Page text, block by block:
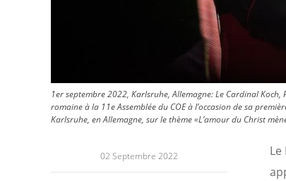
1er septembre 2022, Karlsruhe, Allemagne: Le Cardinal
romaine à la 11e Assemblée du COE à l’occasion de sa
Karlsruhe, en Allemagne, sur le thème «L’amour du Christ
02 Septembre 2022